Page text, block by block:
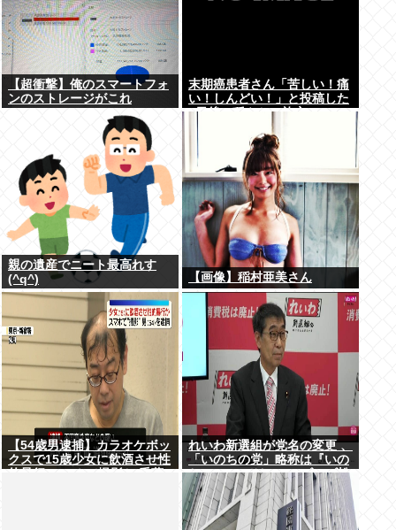
【超衝撃】俺のスマートフォ
ンのストレージがこれ
末期癌患者さん「苦しい！痛
い！しんどい！」と投稿した
5日後に穏やかに旅立つ
親の遺産でニート最高れす
(^q^)
【画像】稲村亜美さん
【54歳男逮捕】カラオケボッ
クスで15歳少女に飲酒させ性
れいわ新選組が党名の変更 、
「いのちの党」略称は『いの
ち』 SNSではTIM・ゴルゴ松
本に言及「ゴルゴ出馬確定」
「党首は決まり」